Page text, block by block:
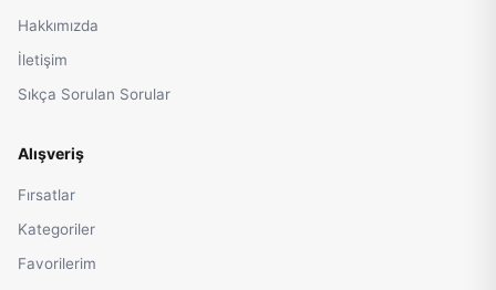
Hakkımızda
İletişim
Sıkça Sorulan Sorular
Alışveriş
Fırsatlar
Kategoriler
Favorilerim